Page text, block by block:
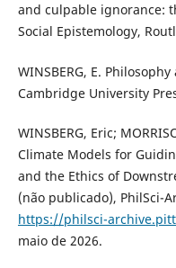
and culpable ignorance:
Social Epistemology,
WINSBERG, E.
Cambridge University
WINSBERG, Eric;
Climate Models for
and the Ethics of
(não publicado), PhilSci-
https://philsci-
maio de 2026.